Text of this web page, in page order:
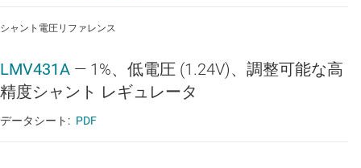
シャント電圧リファレンス
LMV431A — 1%、低電圧 (1.24V)、調整可能な高
精度シャント レギュレータ
データシート: PDF